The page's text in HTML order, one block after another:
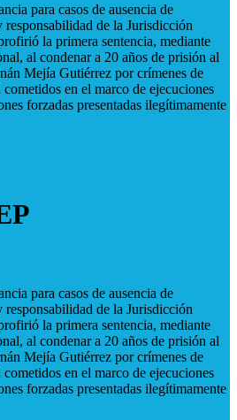
para casos de ausencia de
de la Jurisdicción
la primera sentencia, mediante
al condenar a 20 años de prisión al
Mejía Gutiérrez por crímenes de
en el marco de ejecuciones
forzadas presentadas ilegítimamente
para casos de ausencia de
de la Jurisdicción
la primera sentencia, mediante
al condenar a 20 años de prisión al
Mejía Gutiérrez por crímenes de
en el marco de ejecuciones
forzadas presentadas ilegítimamente